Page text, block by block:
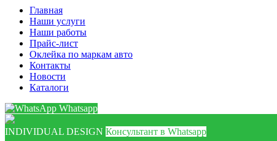
Главная
Наши услуги
Наши работы
Прайс-лист
Оклейка по маркам авто
Контакты
Новости
Каталоги
Whatsapp
INDIVIDUAL DESIGN Консультант в Whatsapp